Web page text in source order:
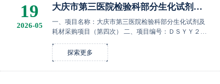
19
2026-05
大庆市第三医院检验科部分生化试剂及
耗材项目中标结果公告
一、项目名称：大庆市第三医院检验科部分生化试剂及
耗材采购项目（第四次） 二、项目编号：ＤＳＹＹ２０
黑龙江省益申凯医疗器械有限公司。 五、公告期限： ...
探索更多